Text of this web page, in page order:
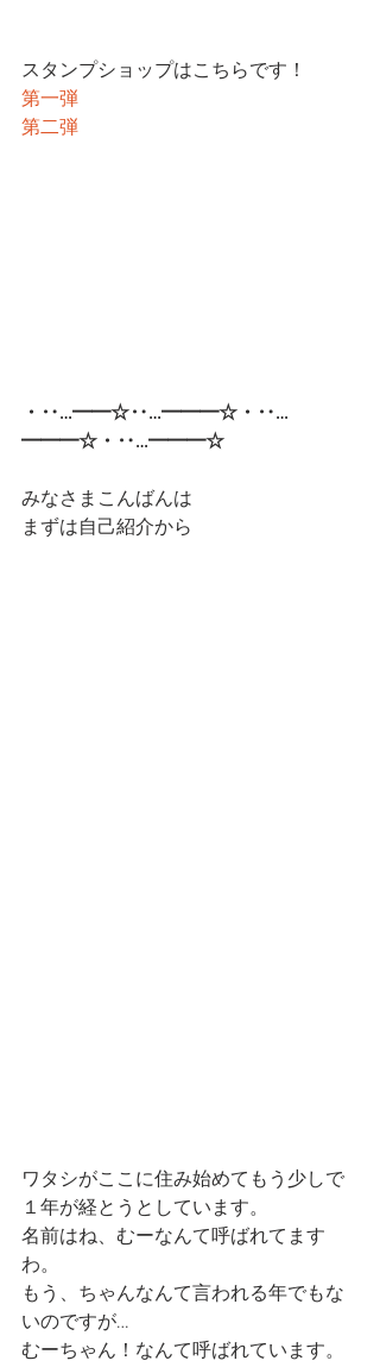
スタンプショップはこちらです！
第一弾
第二弾
・‥…━━☆‥…━━━☆・‥…
━━━☆・‥…━━━☆
みなさまこんばんは
まずは自己紹介から
ワタシがここに住み始めてもう少しで
１年が経とうとしています。
名前はね、むーなんて呼ばれてます
わ。
もう、ちゃんなんて言われる年でもな
いのですが…
むーちゃん！なんて呼ばれています。